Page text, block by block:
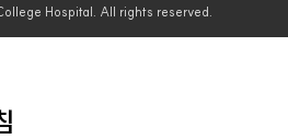
Hospital. All rights reserved.